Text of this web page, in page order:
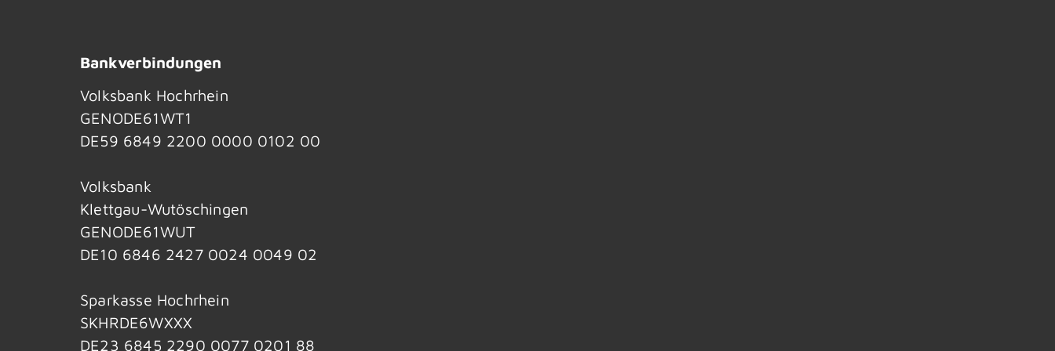
Bankverbindungen
Volksbank Hochrhein
GENODE61WT1
DE59 6849 2200 0000 0102 00
Volksbank
Klettgau-Wutöschingen
GENODE61WUT
DE10 6846 2427 0024 0049 02
Sparkasse Hochrhein
SKHRDE6WXXX
DE23 6845 2290 0077 0201 88